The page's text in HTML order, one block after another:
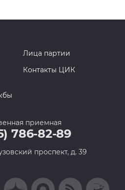
Лица партии
Контакты ЦИК
приемная
786-82-89
проспект, д. 39